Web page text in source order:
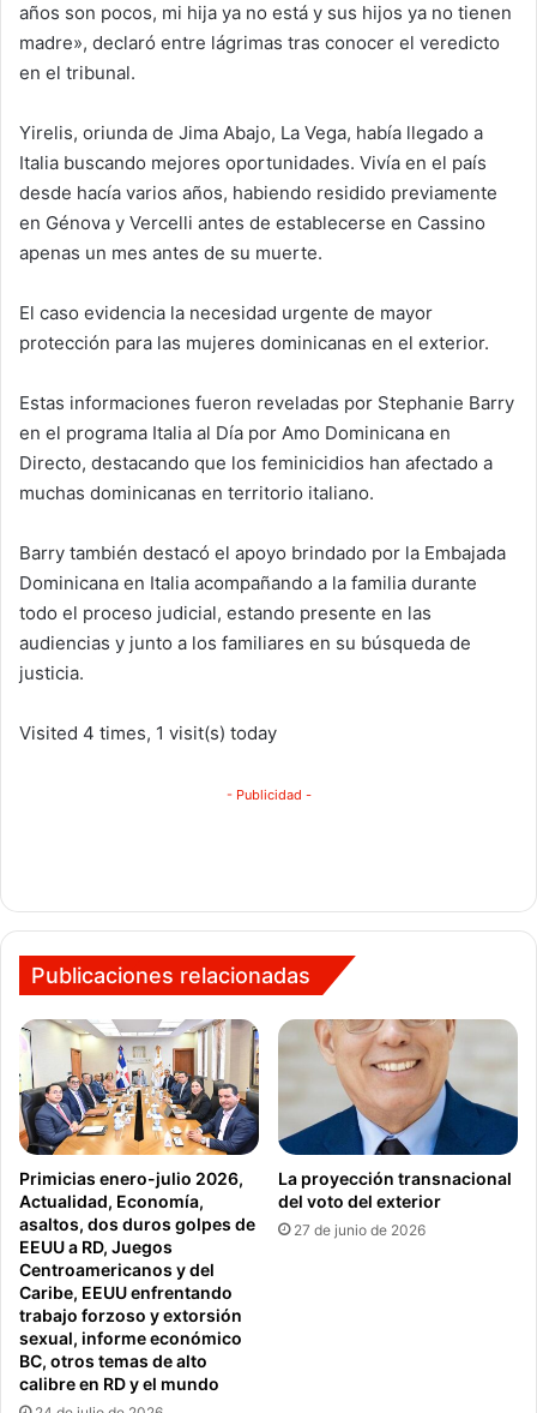
años son pocos, mi hija ya no está y sus hijos ya no tienen
madre», declaró entre lágrimas tras conocer el veredicto
en el tribunal.
Yirelis, oriunda de Jima Abajo, La Vega, había llegado a
Italia buscando mejores oportunidades. Vivía en el país
desde hacía varios años, habiendo residido previamente
en Génova y Vercelli antes de establecerse en Cassino
apenas un mes antes de su muerte.
El caso evidencia la necesidad urgente de mayor
protección para las mujeres dominicanas en el exterior.
Estas informaciones fueron reveladas por Stephanie Barry
en el programa Italia al Día por Amo Dominicana en
Directo, destacando que los feminicidios han afectado a
muchas dominicanas en territorio italiano.
Barry también destacó el apoyo brindado por la Embajada
Dominicana en Italia acompañando a la familia durante
todo el proceso judicial, estando presente en las
audiencias y junto a los familiares en su búsqueda de
justicia.
Visited 4 times, 1 visit(s) today
- Publicidad -
Publicaciones relacionadas
Primicias enero-julio 2026,
Actualidad, Economía,
asaltos, dos duros golpes de
EEUU a RD, Juegos
Centroamericanos y del
Caribe, EEUU enfrentando
trabajo forzoso y extorsión
sexual, informe económico
BC, otros temas de alto
calibre en RD y el mundo
La proyección transnacional
del voto del exterior
27 de junio de 2026